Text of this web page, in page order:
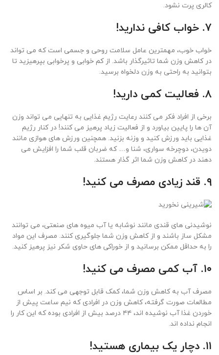
کالری پرت نشود.
۷. خواب کافی ندارید!
خواب خوب، مهمترین عامل سلامت روحی و جسمی است که می تواند
در کاهش وزن شما تاثیرگذار باشد. از کم خوابی و پرخوابی بپرهیزید تا
بتوانید به راحتی به وزن دلخواه برسید.
۸. فعالیت کمی دارید!
برخی از افراد فکر می کنند رعایت رژیم غذایی به تنهایی می تواند وزن
آن ها را پایین بیاورد و از فعالیت زیاد پرهیز می کنند! در کنار رژیم
غذایی باید ورزش کنید و وزنه بزنید. همچنین ورزش های هوازی مانند
دویدن، دوچرخه سواری، شنا و… که ضربان قلب شما را افزایش می
دهند در کاهش وزن شما اثر گذار هستند.
۹. قند زیادی مصرف می کنید!
نوشیدنی های قندی مانند نوشابه یا آب میوه های صنعتی، می توانند
مشکل ساز باشند و از کاهش وزن شما جلوگیری کنند. مصرف این مواد
را به حداقل ممکن برسانید و از خوراکی های حاوی شکر نیز پرهیز کنید.
۱۰. آب کمی مصرف می کنید!
مصرف آب به کاهش وزن شما، کمک قابل توجهی می کند. بر اساس
مطالعات صورت گرفته، کاهش وزن در افرادی که نیم ساعت پیش از
خوردن غذا آب نوشیده اند، ۴۴ درصد بیش از افرادی بوده که این کار را
انجام نداده اند.
۱۱. دچار یک بیماری هستید!